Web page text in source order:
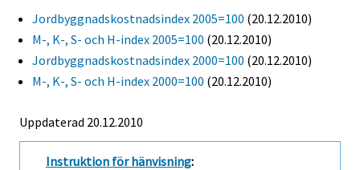
Jordbyggnadskostnadsindex 2005=100 (20.12.2010)
M-, K-, S- och H-index 2005=100 (20.12.2010)
Jordbyggnadskostnadsindex 2000=100 (20.12.2010)
M-, K-, S- och H-index 2000=100 (20.12.2010)
Uppdaterad 20.12.2010
Instruktion för hänvisning: